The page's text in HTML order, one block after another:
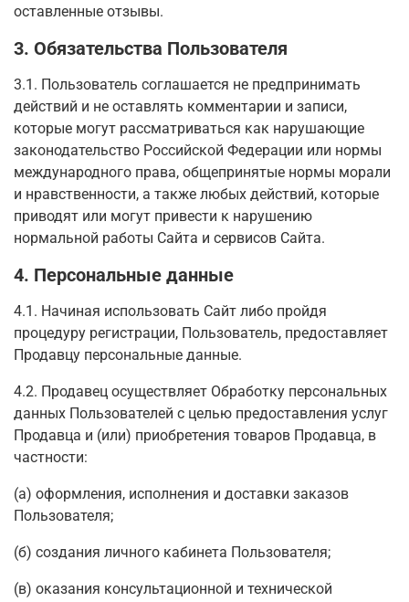
оставленные отзывы.
3. Обязательства Пользователя
3.1. Пользователь соглашается не предпринимать
действий и не оставлять комментарии и записи,
которые могут рассматриваться как нарушающие
законодательство Российской Федерации или нормы
международного права, общепринятые нормы морали
и нравственности, а также любых действий, которые
приводят или могут привести к нарушению
нормальной работы Сайта и сервисов Сайта.
4. Персональные данные
4.1. Начиная использовать Сайт либо пройдя
процедуру регистрации, Пользователь, предоставляет
Продавцу персональные данные.
4.2. Продавец осуществляет Обработку персональных
данных Пользователей с целью предоставления услуг
Продавца и (или) приобретения товаров Продавца, в
частности:
(а) оформления, исполнения и доставки заказов
Пользователя;
(б) создания личного кабинета Пользователя;
(в) оказания консультационной и технической